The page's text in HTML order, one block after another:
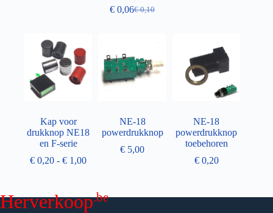
€0,10
€ 0,06
Kap voor
drukknop NE18
en F-serie
€ 0,20 - € 1,00
NE-18
powerdrukknop
€ 5,00
NE-18
powerdrukknop
toebehoren
€0,20
Herverkoop.be